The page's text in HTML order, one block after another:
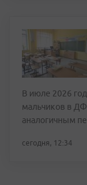
В июле 2026
мальчиков в
аналогичным
сегодня, 12:34